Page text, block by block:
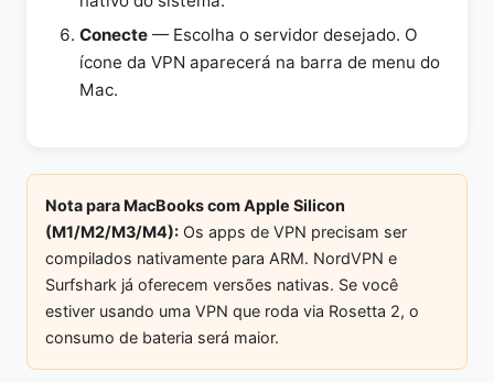
Conecte — Escolha o servidor desejado. O
ícone da VPN aparecerá na barra de menu do
Mac.
Nota para MacBooks com Apple Silicon
(M1/M2/M3/M4): Os apps de VPN precisam ser
compilados nativamente para ARM. NordVPN e
Surfshark já oferecem versões nativas. Se você
estiver usando uma VPN que roda via Rosetta 2, o
consumo de bateria será maior.